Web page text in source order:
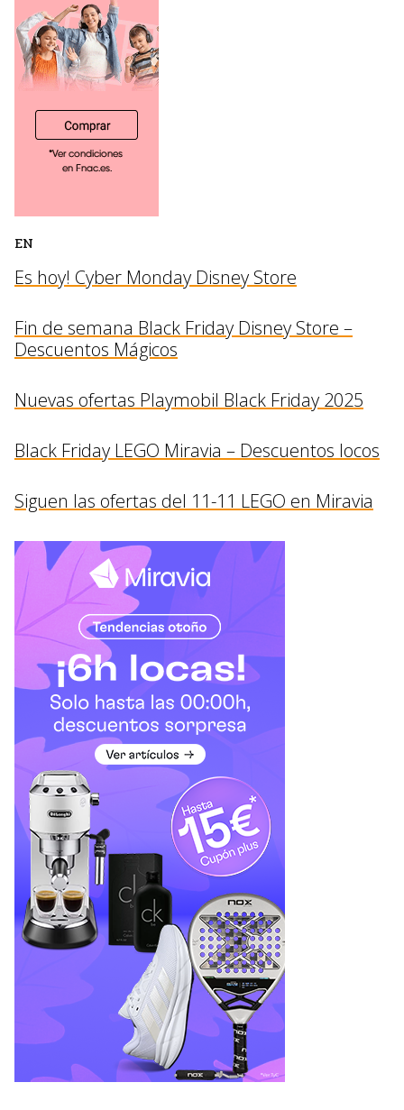
EN
Es hoy! Cyber Monday Disney Store
Fin de semana Black Friday Disney Store –
Descuentos Mágicos
Nuevas ofertas Playmobil Black Friday 2025
Black Friday LEGO Miravia – Descuentos locos
Siguen las ofertas del 11-11 LEGO en Miravia